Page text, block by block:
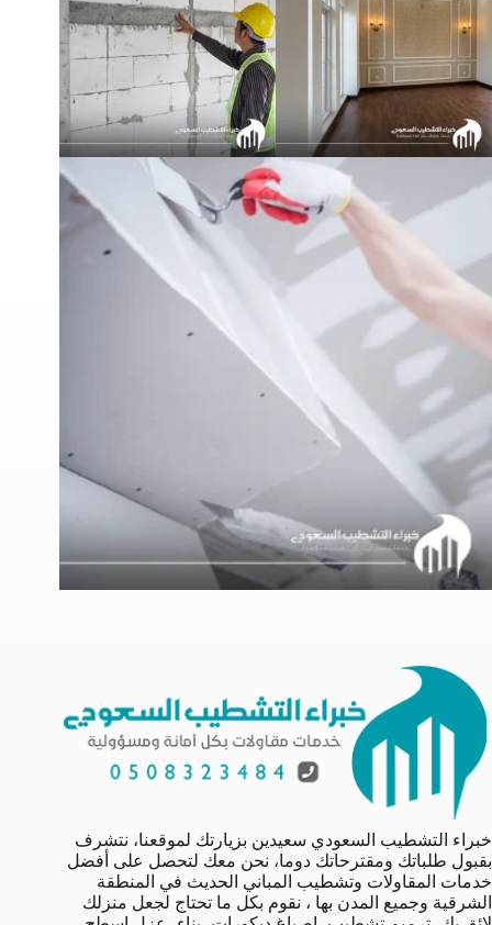
خبراء التشطيب السعودي سعيدين بزيارتك لموقعنا، نتشرف
بقبول طلباتك ومقترحاتك دوما، نحن معك لتحصل على أفضل
خدمات المقاولات وتشطيب المباني الحديث في المنطقة
الشرقية وجميع المدن بها ، نقوم بكل ما تحتاج لجعل منزلك